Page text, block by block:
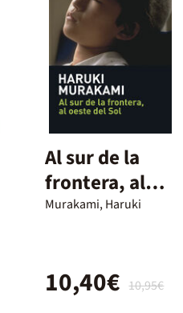
Al sur de la
frontera, al
oeste del Sol
Murakami, Haruki
10,95€
10,40€